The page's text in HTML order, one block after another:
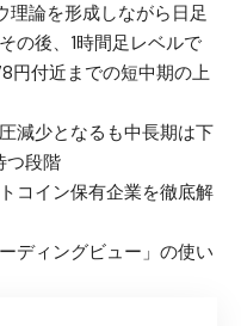
理論を形成しながら日足
の後、1時間足レベルで
円付近までの短中期の上
減少となるも中長期は下
つ段階
コイン保有企業を徹底解
ディングビュー」の使い